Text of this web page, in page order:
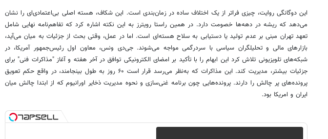
این دوگانگی روایت، چیزی فراتر از یک اختلاف ساده در زمان‌بندی است. این شکاف، هسته اصلی بی‌اعتمادی‌ای را نشان
می‌دهد که ریشه در دهه‌ها خصومت دارد. در همین راستا رویترز به این نکته اشاره کرد که تفاهم‌نامه نهایی شامل
تعهد تهران مبنی بر عدم تولید یا دستیابی به سلاح هسته‌ای است. اما در عمل، وقتی بحث از جزئیات به میان می‌آید،
بازارهای مالی و تحلیلگران سیاسی با سردرگمی مواجه می‌شوند. جی‌دی ونس، معاون اول رئیس‌جمهور آمریکا، در
شبکه‌های تلویزیونی تلاش کرد این ابهام را با تأکید بر امضای الکترونیکی توافق در آخر هفته و آغاز "مذاکرات فنی" برای
جزئیات بیشتر، مدیریت کند. این مذاکرات که به‌نظر می‌رسد قرار است ۶۰ روز به طول بینجامند، در واقع حکم تعویق
پرونده‌های پر چالش را دارند. پرونده‌هایی چون برنامه غنی‌سازی و نحوه مدیریت ذخایر اورانیوم که از ابتدا چالش میان
ایران و امریکا بود.